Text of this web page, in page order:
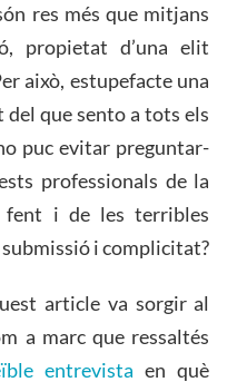
res més que mitjans
propietat d’una elit
això, estupefacte una
del que sento a tots els
puc evitar preguntar-
professionals de la
fent i de les terribles
submissió i complicitat?
article va sorgir al
a marc que ressaltés
entrevista en què